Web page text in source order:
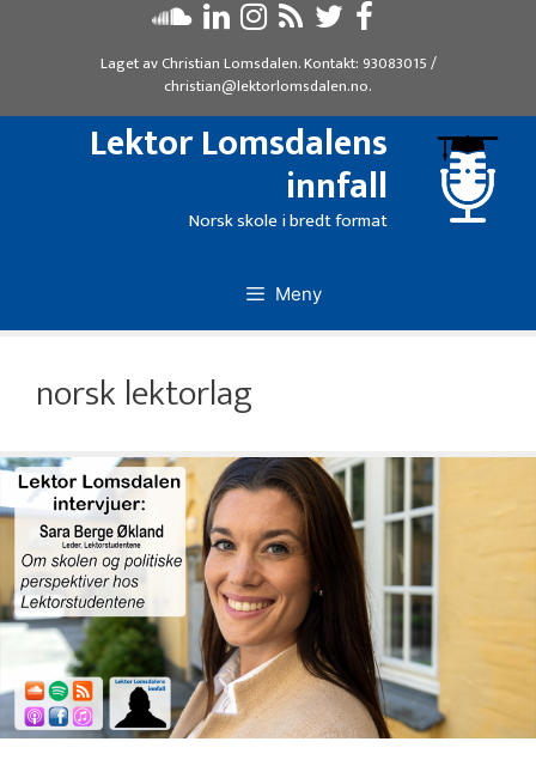
Laget avChristian Lomsdalen. Kontakt: 93083015/
christian@lektorlomsdalen.no.
Lektor Lomsdalens
innfall
Norsk skole i bredt format
Meny
norsk lektorlag